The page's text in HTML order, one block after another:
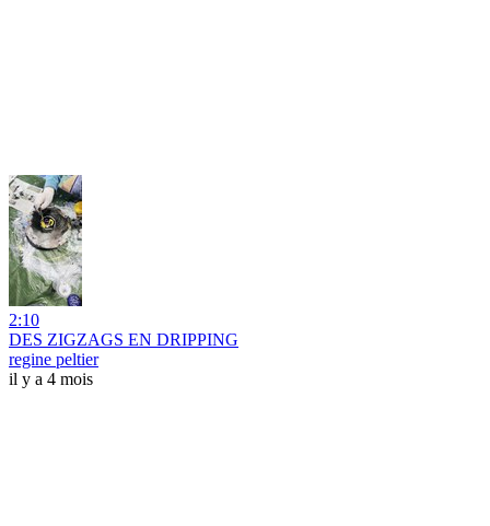
2:10
DES ZIGZAGS EN DRIPPING
regine peltier
il y a 4 mois